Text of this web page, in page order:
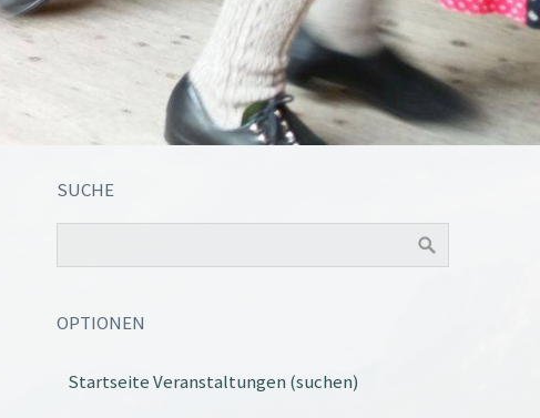
SUCHE
OPTIONEN
Startseite Veranstaltungen (suchen)